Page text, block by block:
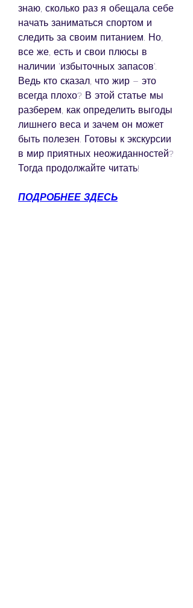
знаю, сколько раз я обещала себе
начать заниматься спортом и
следить за своим питанием. Но,
все же, есть и свои плюсы в
наличии 'избыточных запасов'.
Ведь кто сказал, что жир – это
всегда плохо? В этой статье мы
разберем, как определить выгоды
лишнего веса и зачем он может
быть полезен. Готовы к экскурсии
в мир приятных неожиданностей?
Тогда продолжайте читать!
ПОДРОБНЕЕ ЗДЕСЬ